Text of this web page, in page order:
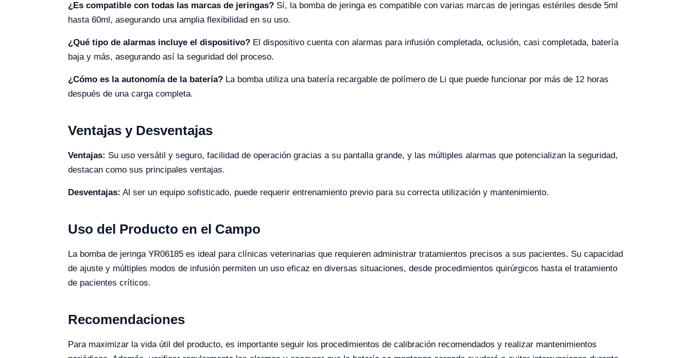
¿Es compatible con todas las marcas de jeringas? Sí, la bomba de jeringa es compatible con varias marcas de jeringas estériles desde 5ml
hasta 60ml, asegurando una amplia flexibilidad en su uso.
¿Qué tipo de alarmas incluye el dispositivo? El dispositivo cuenta con alarmas para infusión completada, oclusión, casi completada, batería
baja y más, asegurando así la seguridad del proceso.
¿Cómo es la autonomía de la batería? La bomba utiliza una batería recargable de polímero de Li que puede funcionar por más de 12 horas
después de una carga completa.
Ventajas y Desventajas
Ventajas: Su uso versátil y seguro, facilidad de operación gracias a su pantalla grande, y las múltiples alarmas que potencializan la seguridad,
destacan como sus principales ventajas.
Desventajas: Al ser un equipo sofisticado, puede requerir entrenamiento previo para su correcta utilización y mantenimiento.
Uso del Producto en el Campo
La bomba de jeringa YR06185 es ideal para clínicas veterinarias que requieren administrar tratamientos precisos a sus pacientes. Su capacidad
de ajuste y múltiples modos de infusión permiten un uso eficaz en diversas situaciones, desde procedimientos quirúrgicos hasta el tratamiento
de pacientes críticos.
Recomendaciones
Para maximizar la vida útil del producto, es importante seguir los procedimientos de calibración recomendados y realizar mantenimientos